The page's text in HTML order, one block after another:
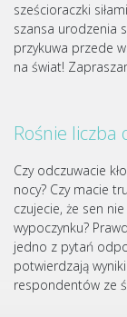
sześcioraczki
szansa urodzenia
przykuwa przede
na świat!
Rośnie
Czy odczuwacie
nocy? Czy macie
czujecie, że sen
wypoczynku?
jedno z pytań
potwierdzają
respondentów ze